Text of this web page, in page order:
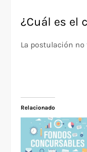
¿Cuál es el
La postulación no
Relacionado